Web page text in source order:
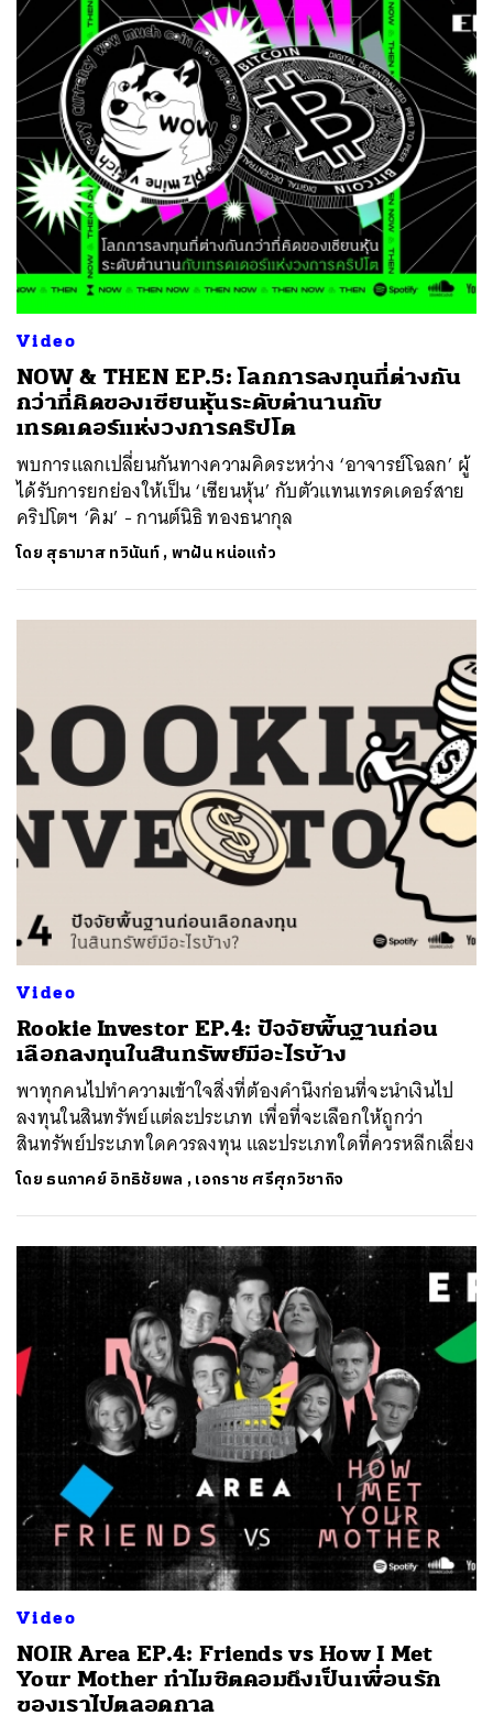
Video
NOW & THEN EP.5: โลกการลงทุนที่ต่างกัน
กว่าที่คิดของเซียนหุ้นระดับตำนานกับ
เทรดเดอร์แห่งวงการคริปโต
พบการแลกเปลี่ยนกันทางความคิดระหว่าง ‘อาจารย์โฉลก’ ผู้
ได้รับการยกย่องให้เป็น ‘เซียนหุ้น’ กับตัวแทนเทรดเดอร์สาย
คริปโตฯ ‘คิม’ - กานต์นิธิ ทองธนากุล
โดย สุธามาส ทวินันท์,พาฝัน หน่อแก้ว
Video
Rookie Investor EP.4: ปัจจัยพื้นฐานก่อน
เลือกลงทุนในสินทรัพย์มีอะไรบ้าง
พาทุกคนไปทำความเข้าใจสิ่งที่ต้องคำนึงก่อนที่จะนำเงินไป
ลงทุนในสินทรัพย์แต่ละประเภท เพื่อที่จะเลือกให้ถูกว่า
สินทรัพย์ประเภทใดควรลงทุน และประเภทใดที่ควรหลีกเลี่ยง
โดย ธนภาคย์ อิทธิชัยพล ,เอกราช ศรีศุภวิชากิจ
Video
NOIR Area EP.4: Friends vs How I Met
Your Mother ทำไมซิตคอมถึงเป็นเพื่อนรัก
ของเราไปตลอดกาล